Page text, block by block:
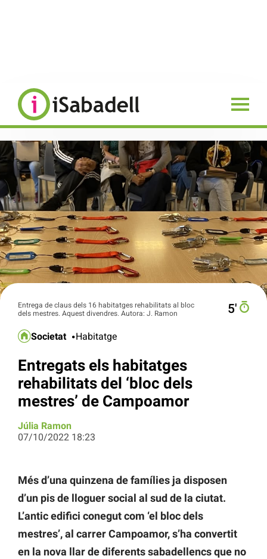
Entrega de claus dels 16 habitatges rehabilitats al bloc
dels mestres. Aquest divendres. Autora: J. Ramon
5′
Societat Habitatge
Entregats els habitatges
rehabilitats del ‘bloc dels
mestres’ de Campoamor
Júlia Ramon
07/10/2022 18:23
Més d’una quinzena de famílies ja disposen
d’un pis de lloguer social al sud de la ciutat.
L’antic edifici conegut com ‘el bloc dels
mestres’, al carrer Campoamor, s’ha convertit
en la nova llar de diferents sabadellencs que no